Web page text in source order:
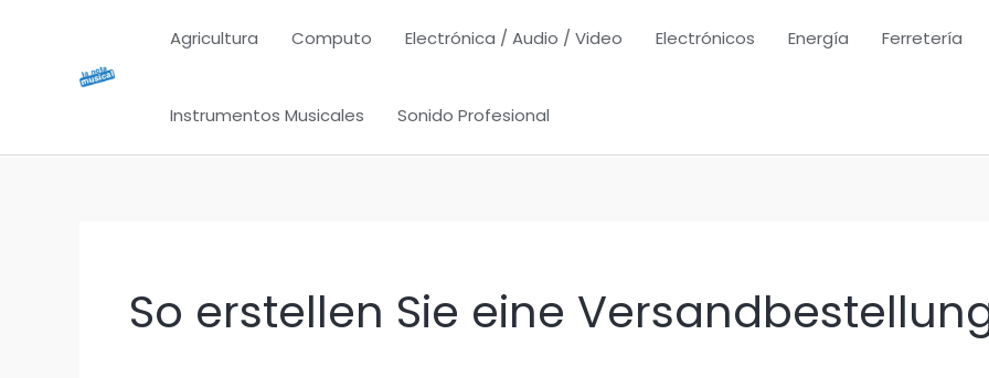
contenido
Agricultura Computo Electrónica / Audio / Video Electrónicos Energía Ferretería
Instrumentos Musicales Sonido Profesional
So erstellen Sie eine